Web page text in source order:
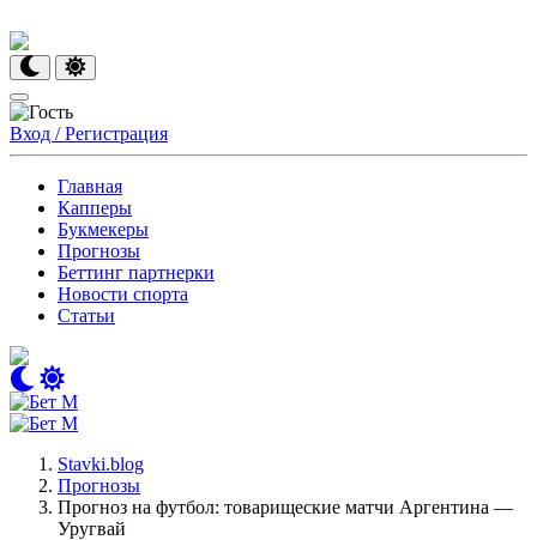
Вход / Регистрация
Главная
Капперы
Букмекеры
Прогнозы
Беттинг партнерки
Новости спорта
Статьи
Stavki.blog
Прогнозы
Прогноз на футбол: товарищеские матчи Аргентина —
Уругвай